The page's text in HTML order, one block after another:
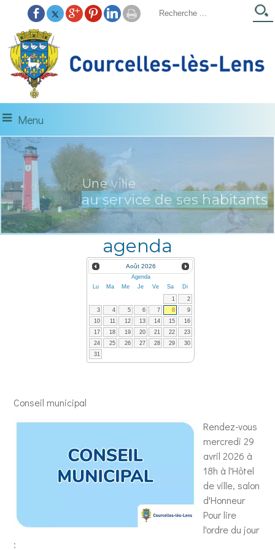
Menu
à découvrir...
La Gare d'Eau
Une ville
au service de ses habitants
agenda
Août 2026
Agenda
Lu
Ma Me Je Ve Sa
Di
1
2
3
4 5 6 7 8
9
10
11 12 13 14 15
16
17
18 19 20 21 22
23
24
25 26 27 28 29
30
31
Conseil municipal
Rendez-vous
mercredi 29
avril 2026 à
18h à l'Hôtel
de ville, salon
d'Honneur
Pour lire
l'ordre du jour
: